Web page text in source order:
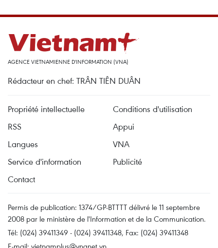
AGENCE VIETNAMIENNE D'INFORMATION (VNA)
Rédacteur en chef: TRÂN TIÊN DUÂN
Propriété intellectuelle
Conditions d'utilisation
RSS
Appui
Langues
VNA
Service d'information
Publicité
Contact
Permis de publication: 1374/GP-BTTTT délivré le 11 septembre
2008 par le ministère de l'Information et de la Communication.
Tél: (024) 39411349 - (024) 39411348, Fax: (024) 39411348
E-mail: vietnamplus@vnanet.vn